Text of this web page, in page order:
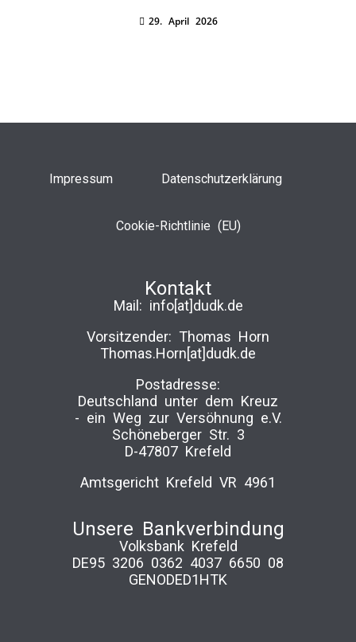
29. April 2026
Impressum Datenschutzerklärung
Cookie-Richtlinie (EU)
Kontakt
Mail: info[at]dudk.de
Vorsitzender: Thomas Horn
Thomas.Horn[at]dudk.de
Postadresse:
Deutschland unter dem Kreuz
-­ ein Weg zur Versöhnung e.V.
Schöneberger Str. 3
D-47807 Krefeld
Amtsgericht Krefeld VR 4961
Unsere Bankverbindung
Volksbank Krefeld
DE95 3206 0362 4037 6650 08
GENODED1HTK